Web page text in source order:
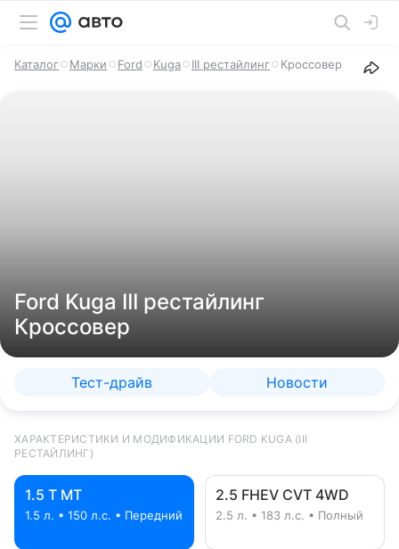
Каталог Марки Ford Kuga III рестайлинг Кроссовер
Ford Kuga III рестайлинг
Кроссовер
Тест-драйв Новости
ХАРАКТЕРИСТИКИ И МОДИФИКАЦИИ FORD KUGA (III
РЕСТАЙЛИНГ)
1.5 T MT
1.5 л. • 150 л.с. • Передний
2.5 FHEV CVT 4WD
2.5 л. • 183 л.с. • Полный